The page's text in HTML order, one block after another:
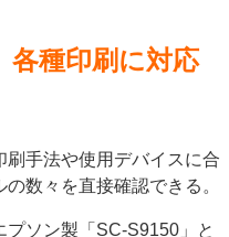
サイトポリシー
各種印刷に対応
手法や使用デバイスに合
数々を直接確認できる。
ソン製「SC-S9150」と